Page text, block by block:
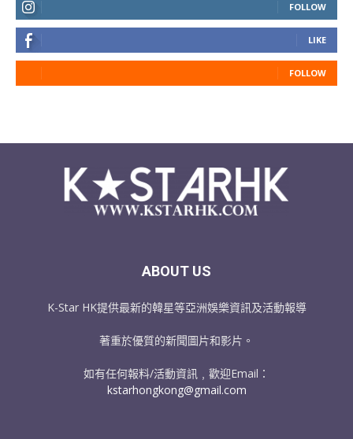
FOLLOW
LIKE
FOLLOW
ABOUT US
K-Star HK提供最新的韓星等亞洲娛樂資訊及活動報導
著重於優質的新聞圖片和影片。
如有任何報料/活動資訊﹐歡迎Email：
kstarhongkong@gmail.com